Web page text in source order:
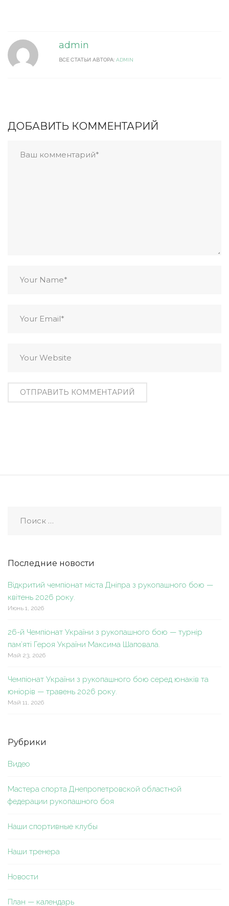
admin
ВСЕ СТАТЬИ АВТОРА: ADMIN
ДОБАВИТЬ КОММЕНТАРИЙ
Последние новости
Відкритий чемпіонат міста Дніпра з рукопашного бою —
квітень 2026 року.
Июнь 1, 2026
26-й Чемпіонат України з рукопашного бою — турнір
пам’яті Героя України Максима Шаповала.
Май 23, 2026
Чемпіонат України з рукопашного бою серед юнаків та
юніорів — травень 2026 року.
Май 11, 2026
Рубрики
Видео
Мастера спорта Днепропетровской областной
федерации рукопашного боя
Наши спортивные клубы
Наши тренера
Новости
План — календарь